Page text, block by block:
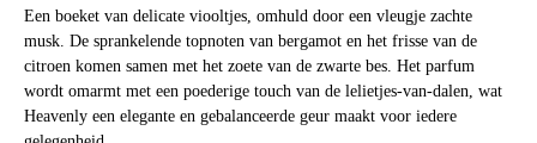
Een boeket van delicate viooltjes, omhuld door een vleugje zachte
musk. De sprankelende topnoten van bergamot en het frisse van de
citroen komen samen met het zoete van de zwarte bes. Het parfum
wordt omarmt met een poederige touch van de lelietjes-van-dalen, wat
Heavenly een elegante en gebalanceerde geur maakt voor iedere